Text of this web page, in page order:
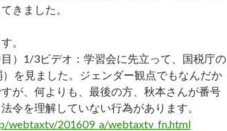
きました。
。
目）1/3ビデオ：学習会に先立って、国税庁の
を見ました。ジェンダー観点でもなんだか
が、何よりも、最後の方、秋本さんが番号
令を理解していない行為があります。
webtaxtv/201609_a/webtaxtv_fn.html